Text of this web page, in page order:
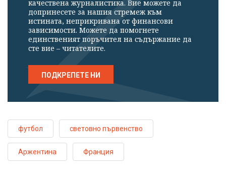
качествена журналистика. Вие можете да
допринесете за нашия стремеж към
истината, неприкривана от финансови
зависимости. Можете да помогнете
единственият поръчител на съдържание да
сте вие – читателите.
ПОДКРЕПЕТЕ НИ
футбол световно първенство
Аржентина Франция